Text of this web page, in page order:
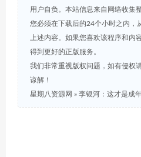
用户自负。本站信息来自网络收集
您必须在下载后的24个小时之内，
上述内容。如果您喜欢该程序和内
得到更好的正版服务。
我们非常重视版权问题，如有侵权
谅解！
星期八资源网 » 李银河：这才是成